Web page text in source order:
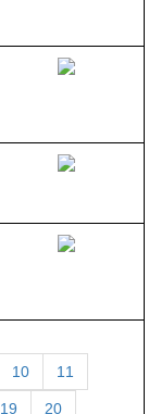
10 11
19 20